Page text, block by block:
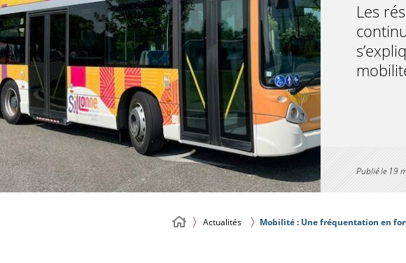
Les
Publié le 19
Actualités Mobilité : Une fréquentation en